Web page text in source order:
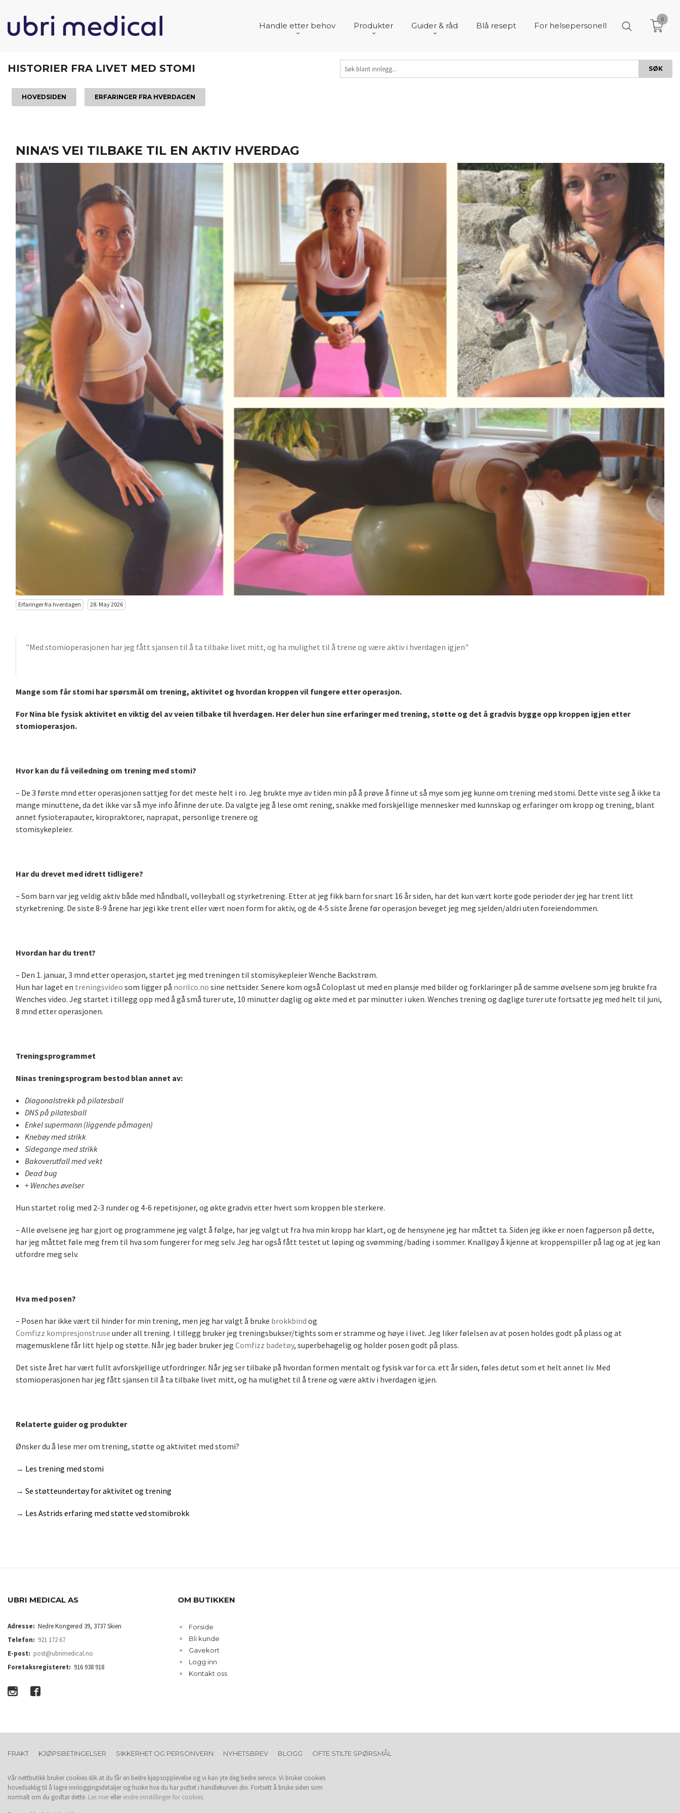
innholdet
PRODUKTER
Handle etter behov Produkter Guider & råd Blå resept For helsepersonell
0
HISTORIER FRA LIVET MED STOMI
HOVEDSIDEN ERFARINGER FRA HVERDAGEN
NINA'S VEI TILBAKE TIL EN AKTIV HVERDAG
Erfaringer fra hverdagen 28. May 2026
"Med stomioperasjonen har jeg fått sjansen til å ta tilbake livet mitt, og ha mulighet til å trene og være aktiv i hverdagen igjen"
Mange som får stomi har spørsmål om trening, aktivitet og hvordan kroppen vil fungere etter operasjon.
For Nina ble fysisk aktivitet en viktig del av veien tilbake til hverdagen. Her deler hun sine erfaringer med trening, støtte og det å gradvis bygge opp kroppen igjen etter
stomioperasjon.
Hvor kan du få veiledning om trening med stomi?
– De 3 første mnd etter operasjonen sattjeg for det meste helt i ro. Jeg brukte mye av tiden min på å prøve å finne ut så mye som jeg kunne om trening med stomi. Dette viste seg å ikke ta
mange minuttene, da det ikke var så mye info åfinne der ute. Da valgte jeg å lese omt rening, snakke med forskjellige mennesker med kunnskap og erfaringer om kropp og trening, blant
annet fysioterapauter, kiropraktorer, naprapat, personlige trenere og
stomisykepleier.
Har du drevet med idrett tidligere?
– Som barn var jeg veldig aktiv både med håndball, volleyball og styrketrening. Etter at jeg fikk barn for snart 16 år siden, har det kun vært korte gode perioder der jeg har trent litt
styrketrening. De siste 8-9 årene har jegi kke trent eller vært noen form for aktiv, og de 4-5 siste årene før operasjon beveget jeg meg sjelden/aldri uten foreiendommen.
Hvordan har du trent?
– Den 1. januar, 3 mnd etter operasjon, startet jeg med treningen til stomisykepleier Wenche Backstrøm.
Hun har laget en treningsvideo som ligger på norilco.no sine nettsider. Senere kom også Coloplast ut med en plansje med bilder og forklaringer på de samme øvelsene som jeg brukte fra
Wenches video. Jeg startet i tillegg opp med å gå små turer ute, 10 minutter daglig og økte med et par minutter i uken. Wenches trening og daglige turer ute fortsatte jeg med helt til juni,
8 mnd etter operasjonen.
Treningsprogrammet
Ninas treningsprogram bestod blan annet av:
Diagonalstrekk på pilatesball
DNSpå pilatesball
Enkelsupermann (liggende påmagen)
Knebøy med strikk
Sidegange med strikk
Bakoverutfallmed vekt
Dead bug
+ Wenches øvelser
Hun startet rolig med 2-3 runder og 4-6 repetisjoner, og økte gradvis etter hvert som kroppen ble sterkere.
– Alle øvelsene jeg har gjort og programmene jeg valgt å følge, har jeg valgt ut fra hva min kropp har klart, og de hensynene jeg har måttet ta. Siden jeg ikke er noen fagperson på dette,
har jeg måttet føle meg frem til hva som fungerer for meg selv. Jeg har også fått testet ut løping og svømming/bading i sommer. Knallgøy å kjenne at kroppenspiller på lag og at jeg kan
utfordre meg selv.
Hva med posen?
– Posen har ikke vært til hinder for min trening, men jeg har valgt å bruke brokkbind og
Comfizz kompresjonstruse under all trening. I tillegg bruker jeg treningsbukser/tights som er stramme og høye i livet. Jeg liker følelsen av at posen holdes godt på plass og at
magemusklene får litt hjelp og støtte. Når jeg bader bruker jeg Comfizz badetøy, superbehagelig og holder posen godt på plass.
Det siste året har vært fullt avforskjellige utfordringer. Når jeg ser tilbake på hvordan formen mentalt og fysisk var for ca. ett år siden, føles detut som et helt annet liv. Med
stomioperasjonen har jeg fått sjansen til å ta tilbake livet mitt, og ha mulighet til å trene og være aktiv i hverdagen igjen.
Relaterte guider og produkter
Ønsker du å lese mer om trening, støtte og aktivitet med stomi?
→ Les trening med stomi
→ Se støtteundertøy for aktivitet og trening
→ Les Astrids erfaring med støtte ved stomibrokk
UBRI MEDICAL AS
Adresse: Nedre Kongerød 39, 3737 Skien
Telefon: 921 172 67
E-post: post@ubrimedical.no
Foretaksregisteret: 916 938 918
OM BUTIKKEN
Forside
Bli kunde
Gavekort
Logg inn
Kontakt oss
FRAKT KJØPSBETINGELSER SIKKERHET OG PERSONVERN NYHETSBREV BLOGG OFTE STILTE SPØRSMÅL
Vår nettbutikk bruker cookies slik at du får en bedre kjøpsopplevelse og vi kan yte deg bedre service. Vi bruker cookies
hovedsaklig til å lagre innloggingsdetaljer og huske hva du har puttet i handlekurven din. Fortsett å bruke siden som
normalt om du godtar dette. Les mer ellerendre innstillinger for cookies.